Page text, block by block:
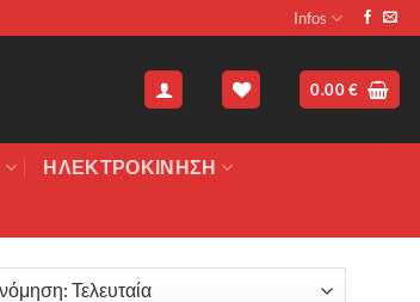
Infos
0.00€
ΗΛΕΚΤΡΟΚΙΝΗΣΗ